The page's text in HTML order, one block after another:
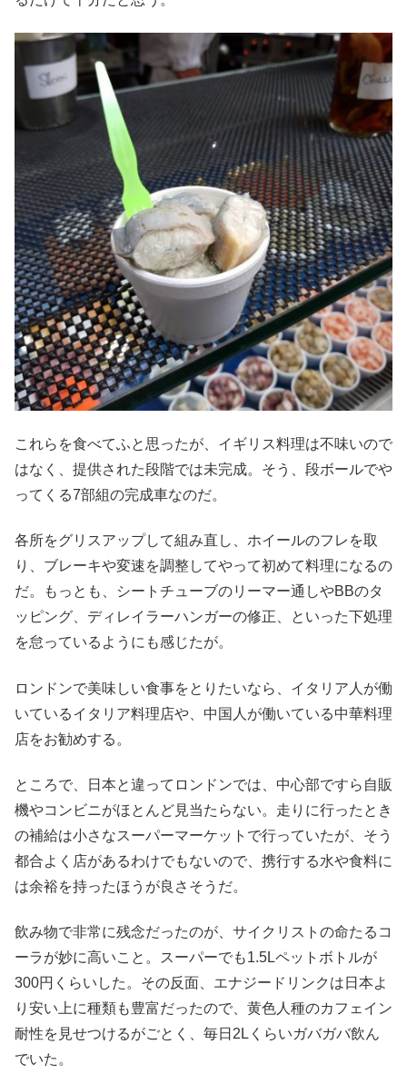
これらを食べてふと思ったが、イギリス料理は不味いので
はなく、提供された段階では未完成。そう、段ボールでや
ってくる7部組の完成車なのだ。
各所をグリスアップして組み直し、ホイールのフレを取
り、ブレーキや変速を調整してやって初めて料理になるの
だ。もっとも、シートチューブのリーマー通しやBBのタ
ッピング、ディレイラーハンガーの修正、といった下処理
を怠っているようにも感じたが。
ロンドンで美味しい食事をとりたいなら、イタリア人が働
いているイタリア料理店や、中国人が働いている中華料理
店をお勧めする。
ところで、日本と違ってロンドンでは、中心部ですら自販
機やコンビニがほとんど見当たらない。走りに行ったとき
の補給は小さなスーパーマーケットで行っていたが、そう
都合よく店があるわけでもないので、携行する水や食料に
は余裕を持ったほうが良さそうだ。
飲み物で非常に残念だったのが、サイクリストの命たるコ
ーラが妙に高いこと。スーパーでも1.5Lペットボトルが
300円くらいした。その反面、エナジードリンクは日本よ
り安い上に種類も豊富だったので、黄色人種のカフェイン
耐性を見せつけるがごとく、毎日2Lくらいガバガバ飲ん
でいた。